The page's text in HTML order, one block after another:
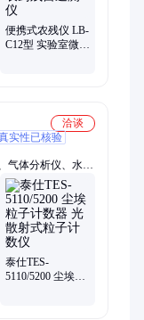
便携式农残仪 LB-
C12型 实验室微电
洽谈
实性已核验
气体分析仪、水质
检测仪、指数仪、
、气体探测器、
象站、梅思安、
泰仕TES-
5110/5200 尘埃粒